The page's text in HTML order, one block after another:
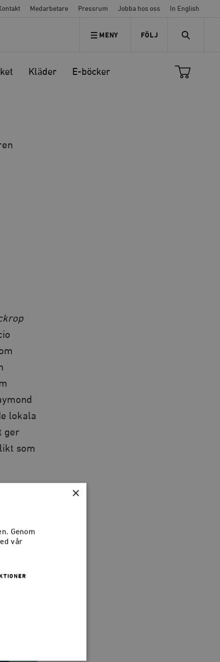
Medarbetare Pressrum Jobba hos oss In English
MENY FÖLJ
FÖLJ OSS SEARCH
Kläder E-böcker
lokala
ger
som
×
Genom
vår